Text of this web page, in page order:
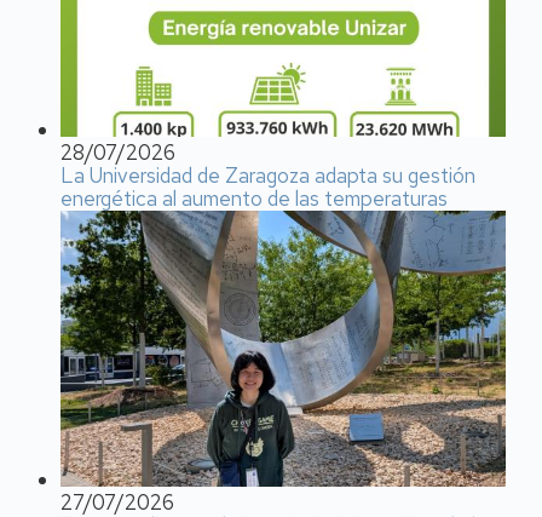
28/07/2026
La Universidad de Zaragoza adapta su gestión
energética al aumento de las temperaturas
27/07/2026